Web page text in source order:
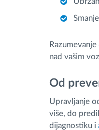
nad vašim
Od
Upravljanje
više, do
dijagnostiku i